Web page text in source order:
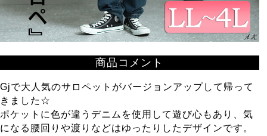
商品コメント
Gjで大人気のサロペットがバージョンアップして帰って
きました☆
ポケットに色が違うデニムを使用して遊び心もあり、気
になる腰回りや渡りなどはゆったりしたデザインです。